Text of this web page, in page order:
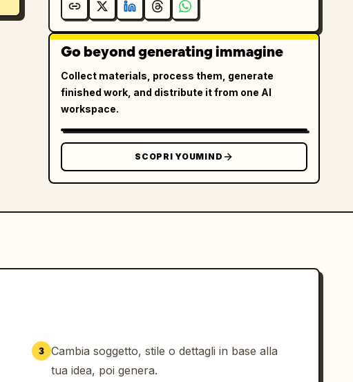
Go beyond generating immagine
Collect materials, process them, generate
finished work, and distribute it from one AI
workspace.
SCOPRI YOUMIND
3 Cambia soggetto, stile o dettagli in base alla
tua idea, poi genera.